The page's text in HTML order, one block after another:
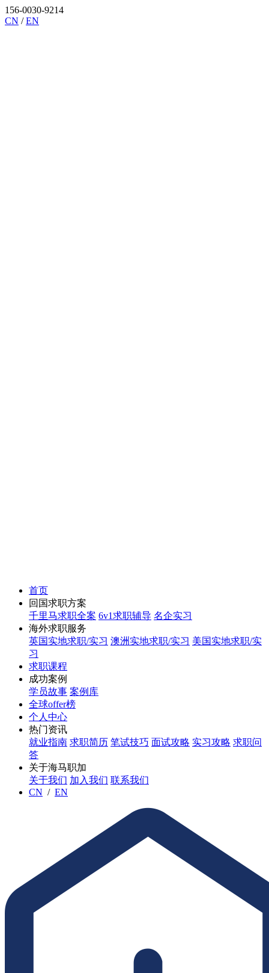
156-0030-9214
CN /EN
首页
回国求职方案
千里马求职全案 6v1求职辅导 名企实习
海外求职服务
英国实地求职/实习 澳洲实地求职/实习 美国实地求职/实
习
求职课程
成功案例
学员故事 案例库
全球offer榜
个人中心
热门资讯
就业指南 求职简历 笔试技巧 面试攻略 实习攻略 求职问
答
关于海马职加
关于我们 加入我们 联系我们
CN / EN